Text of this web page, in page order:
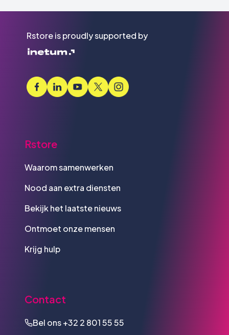
Rstore is proudly supported by
Rstore
Waarom samenwerken
Nood aan extra diensten
Bekijk het laatste nieuws
Ontmoet onze mensen
Krijg hulp
Contact
Bel ons+32 2 801 55 55